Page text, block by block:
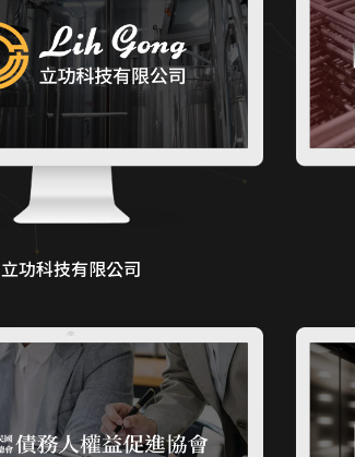
立功科技有限公司